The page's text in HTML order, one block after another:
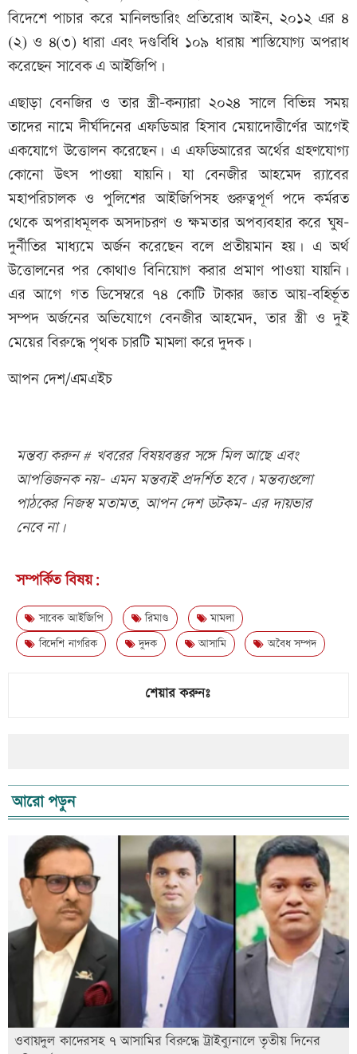
বিদেশে পাচার করে মানিলন্ডারিং প্রতিরোধ আইন, ২০১২ এর ৪
(২) ও ৪(৩) ধারা এবং দণ্ডবিধি ১০৯ ধারায় শাস্তিযোগ্য অপরাধ
করেছেন সাবেক এ আইজিপি।
এছাড়া বেনজির ও তার স্ত্রী-কন্যারা ২০২৪ সালে বিভিন্ন সময়
তাদের নামে দীর্ঘদিনের এফডিআর হিসাব মেয়াদোত্তীর্ণের আগেই
একযোগে উত্তোলন করেছেন। এ এফডিআরের অর্থের গ্রহণযোগ্য
কোনো উৎস পাওয়া যায়নি। যা বেনজীর আহমেদ র‌্যাবের
মহাপরিচালক ও পুলিশের আইজিপিসহ গুরুত্বপূর্ণ পদে কর্মরত
থেকে অপরাধমূলক অসদাচরণ ও ক্ষমতার অপব্যবহার করে ঘুষ-
দুর্নীতির মাধ্যমে অর্জন করেছেন বলে প্রতীয়মান হয়। এ অর্থ
উত্তোলনের পর কোথাও বিনিয়োগ করার প্রমাণ পাওয়া যায়নি।
এর আগে গত ডিসেম্বরে ৭৪ কোটি টাকার জ্ঞাত আয়-বহির্ভূত
সম্পদ অর্জনের অভিযোগে বেনজীর আহমেদ, তার স্ত্রী ও দুই
মেয়ের বিরুদ্ধে পৃথক চারটি মামলা করে দুদক।
আপন দেশ/এমএইচ
মন্তব্য করুন # খবরের বিষয়বস্তুর সঙ্গে মিল আছে এবং
আপত্তিজনক নয়- এমন মন্তব্যই প্রদর্শিত হবে। মন্তব্যগুলো
পাঠকের নিজস্ব মতামত, আপন দেশ ডটকম- এর দায়ভার
নেবে না।
সম্পর্কিত বিষয়:
সাবেক আইজিপি রিমাণ্ড
মামলা
বিদেশি নাগরিক
দুদক আসামি অবৈধ সম্পদ
শেয়ার করুনঃ
আরো পড়ুন
ওবায়দুল কাদেরসহ ৭ আসামির বিরুদ্ধে ট্রাইব্যুনালে তৃতীয় দিনের